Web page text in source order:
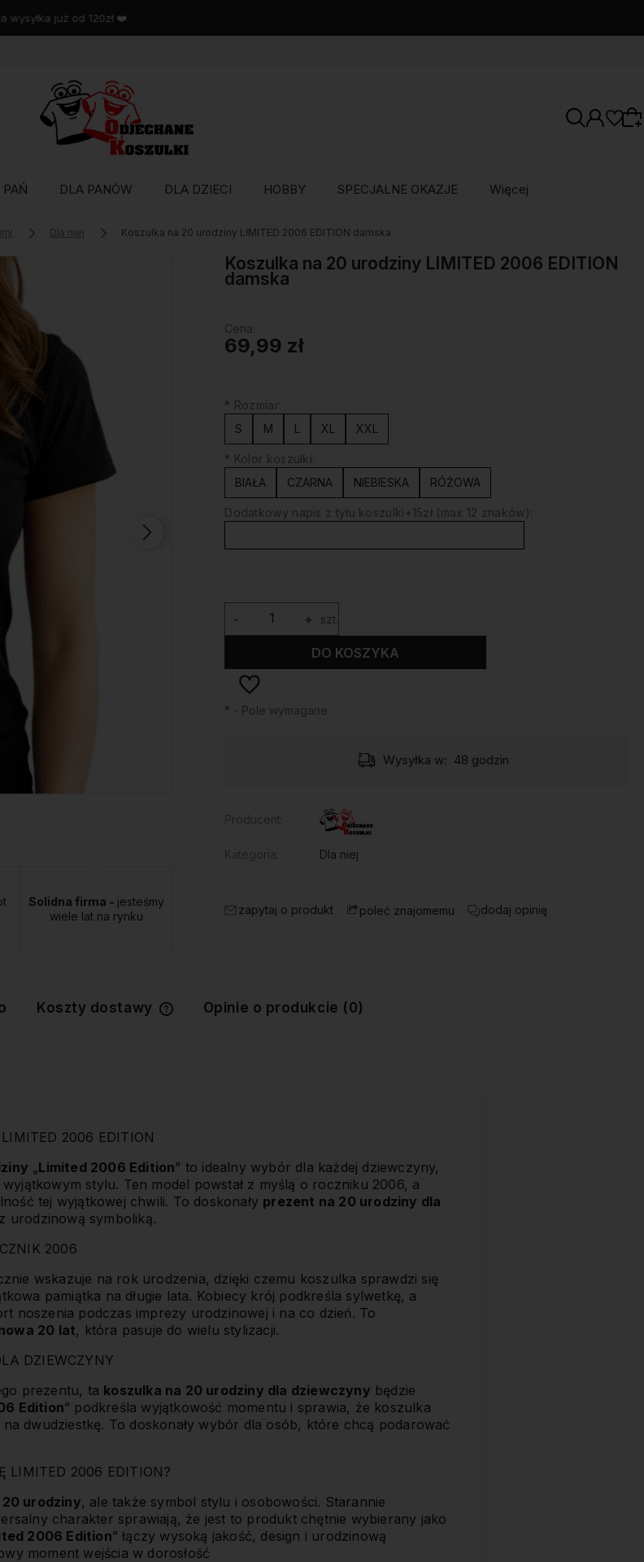
Wysyłka w 48 godzin
oferty lub zaloguj się, aby przywrócić dodane
produkty do listy z poprzedniej sesji.
PAŃ DLA PANÓW DLA DZIECI HOBBY SPECJALNE OKAZJE Więcej
Dla niej Koszulka na 20 urodziny LIMITED 2006 EDITION damska
Solidna firma - jesteśmy
wiele lat na rynku
Koszulka na 20 urodziny LIMITED 2006 EDITION
damska
Cena:
69,99 zł
* Rozmiar:
S
M L XL XXL
* Kolor koszulki:
BIAŁA
CZARNA NIEBIESKA RÓŻOWA
Dodatkowy napis z tyłu koszulki+15zł (max 12 znaków):
+
- szt.
DO KOSZYKA
* - Pole wymagane
Wysyłka w: 48 godzin
Dla niej
zapytaj o produkt poleć znajomemu dodaj opinię
Koszty dostawy Opinie o produkcie (0)
2006 EDITION
„Limited 2006 Edition” to idealny wybór dla każdej dziewczyny,
stylu. Ten model powstał z myślą o roczniku 2006, a
tej wyjątkowej chwili. To doskonały prezent na 20 urodziny dla
urodzinową symboliką.
2006
wskazuje na rok urodzenia, dzięki czemu koszulka sprawdzi się
pamiątka na długie lata. Kobiecy krój podkreśla sylwetkę, a
noszenia podczas imprezy urodzinowej i na co dzień. To
20 lat, która pasuje do wielu stylizacji.
DZIEWCZYNY
prezentu, ta koszulka na 20 urodziny dla dziewczyny będzie
Edition” podkreśla wyjątkowość momentu i sprawia, że koszulka
dwudziestkę. To doskonały wybór dla osób, które chcą podarować
LIMITED 2006 EDITION?
urodziny, ale także symbol stylu i osobowości. Starannie
charakter sprawiają, że jest to produkt chętnie wybierany jako
2006 Edition” łączy wysoką jakość, design i urodzinową
moment wejścia w dorosłość